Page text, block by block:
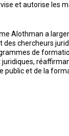
et autorise les
Alothman a
chercheurs
de
juridiques,
et de la